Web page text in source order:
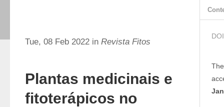
Tue, 08 Feb 2022 in Revista Fitos
Plantas medicinais e
fitoterápicos no
DOI